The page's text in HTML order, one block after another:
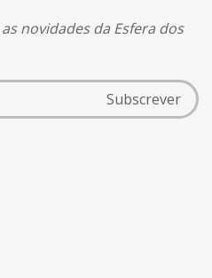
novidades da Esfera dos